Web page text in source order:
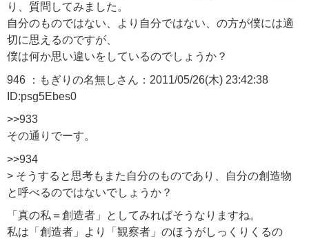
り、質問してみました。
自分のものではない、より自分ではない、の方が僕には適
切に思えるのですが、
僕は何か思い違いをしているのでしょうか？
946 ：もぎりの名無しさん：2011/05/26(木) 23:42:38
ID:psg5Ebes0
>>933
その通りでーす。
>>934
> そうすると思考もまた自分のものであり、自分の創造物
と呼べるのではないでしょうか？
「真の私＝創造者」としてみればそうなりますね。
私は「創造者」より「観察者」のほうがしっくりくるの